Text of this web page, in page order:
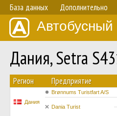
База данных Дополнительно
Автобусный
Дания, Setra
Регион Предприятие
Дания
Brønnums Turistfart A/S
Dania Turist